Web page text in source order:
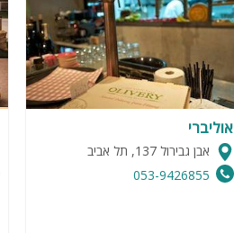
אוליברי
אבן גבירול 137, תל אביב
053-9426855